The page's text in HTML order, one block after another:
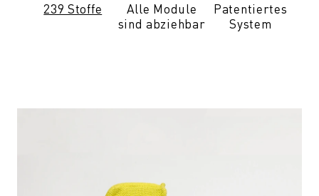
239 Stoffe
Alle Module
sind abziehbar
Patentiertes
System